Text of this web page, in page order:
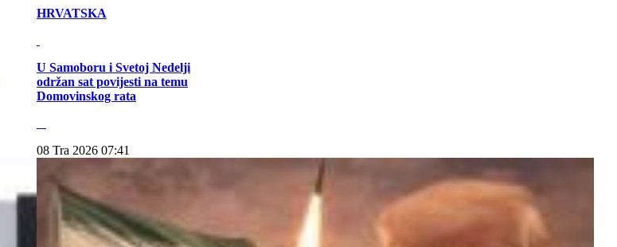
HRVATSKA
U Samoboru i Svetoj Nedelji
održan sat povijesti na temu
Domovinskog rata
08 Tra 2026 07:41